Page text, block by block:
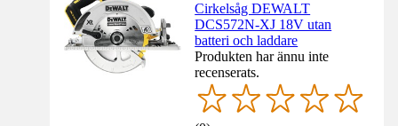
Cirkelsåg DEWALT
DCS572N-XJ 18V utan
batteri och laddare
Produkten har ännu inte
recenserats.